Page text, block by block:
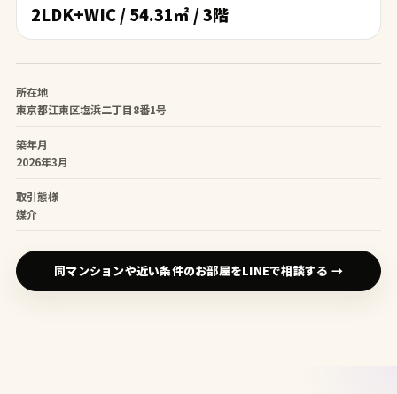
2LDK+WIC / 54.31㎡ / 3階
所在地
東京都江東区塩浜二丁目8番1号
築年月
2026年3月
取引態様
媒介
同マンションや近い条件のお部屋をLINEで相談する →